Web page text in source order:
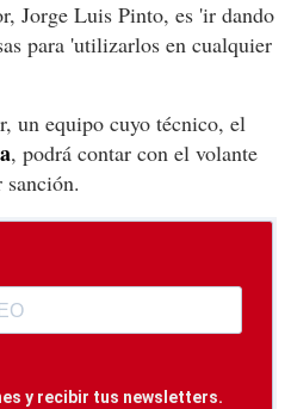
Jorge Luis Pinto, es 'ir dando
para 'utilizarlos en cualquier
un equipo cuyo técnico, el
, podrá contar con el volante
y recibir tus newsletters.